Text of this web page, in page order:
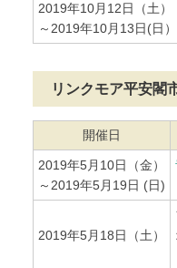
2019年10月12日（土）
～2019年10月13日(日）
リンクモア平安閣
開催日
2019年5月10日（金）
～2019年5月19日 (日)
2019年5月18日（土）